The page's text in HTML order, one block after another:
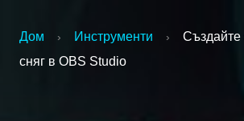
Дом › Инструменти ›
сняг в OBS Studio